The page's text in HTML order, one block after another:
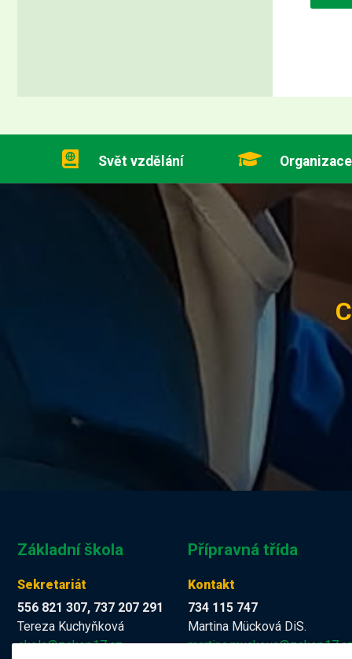
Svět vzdělání
Základní škola
Sekretariát
556 821 307, 737 207 291
Tereza Kuchyňková
skola@zskop17.cz
Přípravná třída
Kontakt
734 115 747
Martina Mücková DiS.